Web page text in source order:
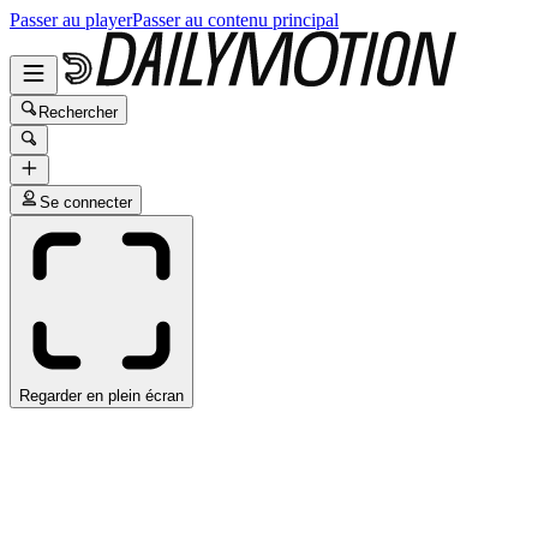
Passer au playerPasser au contenu principal
Rechercher
Se connecter
Regarder en plein écran